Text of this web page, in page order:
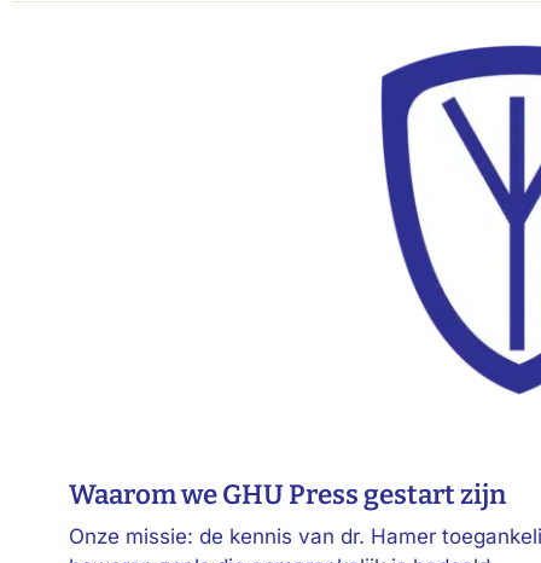
Waarom we GHU Press gestart zijn
Onze missie: de kennis van dr. Hamer